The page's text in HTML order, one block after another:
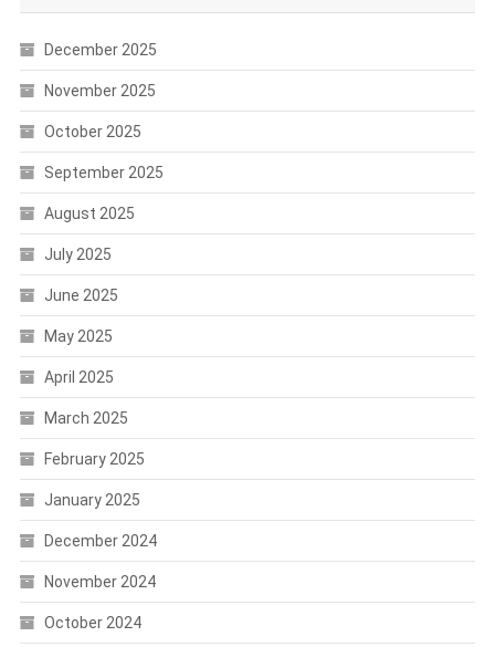
December 2025
November 2025
October 2025
September 2025
August 2025
July 2025
June 2025
May 2025
April 2025
March 2025
February 2025
January 2025
December 2024
November 2024
October 2024